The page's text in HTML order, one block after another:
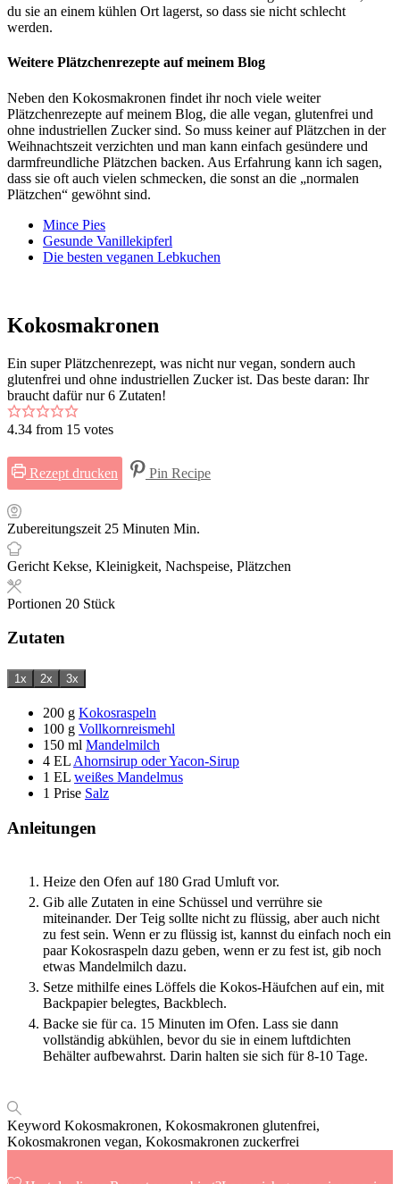
du sie an einem kühlen Ort lagerst, so dass sie nicht schlecht
werden.
Weitere Plätzchenrezepte auf meinem Blog
Neben den Kokosmakronen findet ihr noch viele weiter
Plätzchenrezepte auf meinem Blog, die alle vegan, glutenfrei und
ohne industriellen Zucker sind. So muss keiner auf Plätzchen in der
Weihnachtszeit verzichten und man kann einfach gesündere und
darmfreundliche Plätzchen backen. Aus Erfahrung kann ich sagen,
dass sie oft auch vielen schmecken, die sonst an die „normalen
Plätzchen“ gewöhnt sind.
Mince Pies
Gesunde Vanillekipferl
Die besten veganen Lebkuchen
Kokosmakronen
Ein super Plätzchenrezept, was nicht nur vegan, sondern auch
glutenfrei und ohne industriellen Zucker ist. Das beste daran: Ihr
braucht dafür nur 6 Zutaten!
4.34 from 15 votes
Rezept drucken Pin Recipe
Zubereitungszeit 25 Minuten Min.
Gericht Kekse, Kleinigkeit, Nachspeise, Plätzchen
Portionen 20 Stück
Zutaten
1x 2x 3x
200 g Kokosraspeln
100 g Vollkornreismehl
150 ml Mandelmilch
4 EL Ahornsirup oder Yacon-Sirup
1 EL weißes Mandelmus
1 Prise Salz
Anleitungen
Heize den Ofen auf 180 Grad Umluft vor.
Gib alle Zutaten in eine Schüssel und verrühre sie
miteinander. Der Teig sollte nicht zu flüssig, aber auch nicht
zu fest sein. Wenn er zu flüssig ist, kannst du einfach noch ein
paar Kokosraspeln dazu geben, wenn er zu fest ist, gib noch
etwas Mandelmilch dazu.
Setze mithilfe eines Löffels die Kokos-Häufchen auf ein, mit
Backpapier belegtes, Backblech.
Backe sie für ca. 15 Minuten im Ofen. Lass sie dann
vollständig abkühlen, bevor du sie in einem luftdichten
Behälter aufbewahrst. Darin halten sie sich für 8-10 Tage.
Keyword Kokosmakronen, Kokosmakronen glutenfrei,
Kokosmakronen vegan, Kokosmakronen zuckerfrei